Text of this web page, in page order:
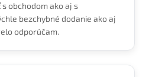
obchodom ako aj s
bezchybné dodanie ako aj
odporúčam.